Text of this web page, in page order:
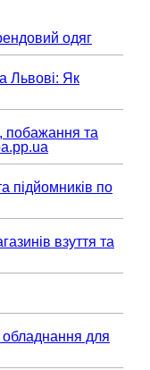
одяг
Львові: Як
побажання та
підйомників по
взуття та
для